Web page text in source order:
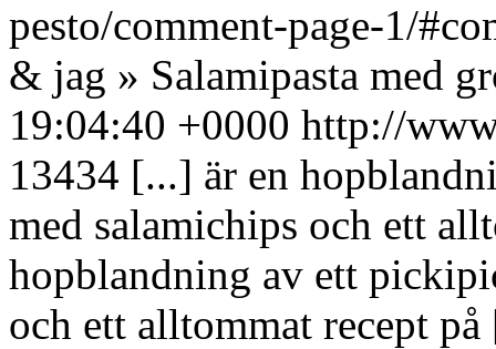
pesto/comment-page-1/
& jag » Salamipasta med
19:04:40 +0000 http://
13434 [...] är en
med salamichips och ett
hopblandning av ett
och ett alltommat recept